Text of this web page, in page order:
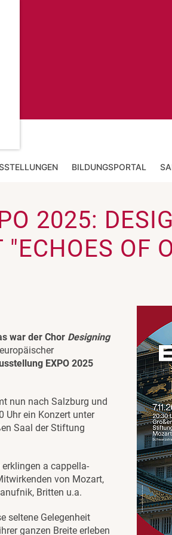
BILDUNGSPORTAL
2025:
OF
war der Chor Designing
EXPO 2025
nun nach Salzburg und
Uhr ein Konzert unter
Saal der Stiftung
erklingen a cappella-
von Mozart,
Britten u.a.
seltene Gelegenheit
ganzen Breite erleben